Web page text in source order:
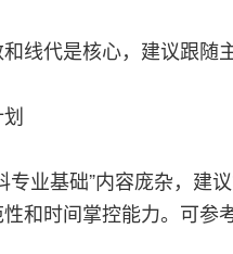
线代是核心，建议跟随
专业基础”内容庞杂，建
和时间掌控能力。可参